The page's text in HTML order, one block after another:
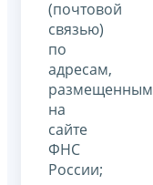
(почтовой
связью)
по
адресам,
размещенным
на
сайте
ФНС
России;